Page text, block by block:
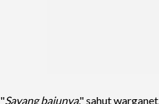
"Sayang bajunya," sahut warganet.